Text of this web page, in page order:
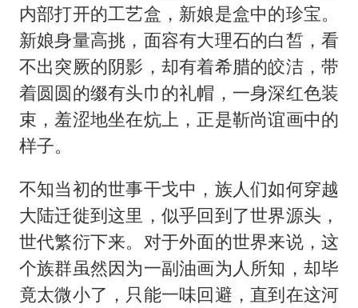
内部打开的工艺盒，新娘是盒中的珍宝。
新娘身量高挑，面容有大理石的白皙，看
不出突厥的阴影，却有着希腊的皎洁，带
着圆圆的缀有头巾的礼帽，一身深红色装
束，羞涩地坐在炕上，正是靳尚谊画中的
样子。
不知当初的世事干戈中，族人们如何穿越
大陆迁徙到这里，似乎回到了世界源头，
世代繁衍下来。对于外面的世界来说，这
个族群虽然因为一副油画为人所知，却毕
竟太微小了，只能一味回避，直到在这河